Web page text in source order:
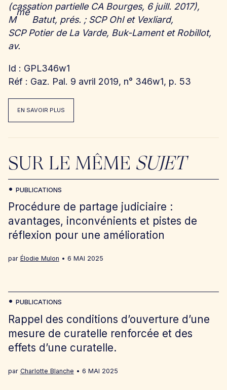
(cassation partielle CA Bourges, 6 juill. 2017),
M
me
Batut, prés. ; SCP Ohl et Vexliard,
SCP Potier de La Varde, Buk-Lament et Robillot,
av.
Id : GPL346w1
Réf : Gaz. Pal. 9 avril 2019, n° 346w1, p. 53
EN SAVOIR PLUS
SUR LE MÊME SUJET
Procédure de partage judiciaire :
avantages, inconvénients et pistes de
réflexion pour une amélioration
par Élodie Mulon 6 MAI 2025
PUBLICATIONS
Rappel des conditions d’ouverture d’une
mesure de curatelle renforcée et des
effets d’une curatelle.
par Charlotte Blanche 6 MAI 2025
PUBLICATIONS